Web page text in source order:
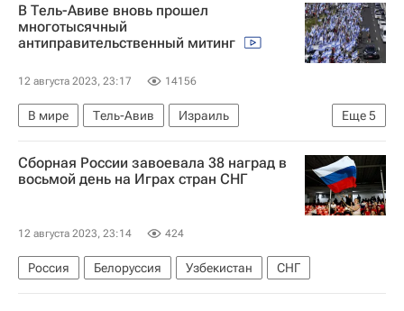
Товарищеские матчи
В Тель-Авиве вновь прошел
многотысячный
антиправительственный митинг
12 августа 2023, 23:17 14156
Еще5
В мире Тель-Авив
Израиль
Биньямин Нетаньяху
Яир Лапид (министр иностранных дел Израиля)
Протесты против судебной реформы в Израиле
Сборная России завоевала 38 наград в
восьмой день на Играх стран СНГ
12 августа 2023, 23:14 424
Россия Белоруссия Узбекистан СНГ